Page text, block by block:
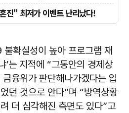
불확실성이 높아 프로그램 재
’는 지적에 “그동안의 경제상
융위가 판단해나가겠다는 입
던 것으로 안다”며 “방역상황
더 심각해진 측면도 있다”고